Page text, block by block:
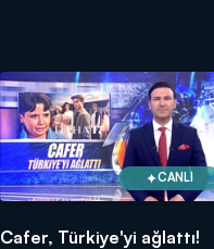
CANLI
Cafer, Türkiye'yi ağlattı!